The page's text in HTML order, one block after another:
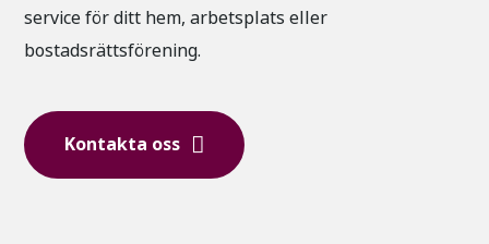
service för ditt hem, arbetsplats eller
bostadsrättsförening.
Kontakta oss